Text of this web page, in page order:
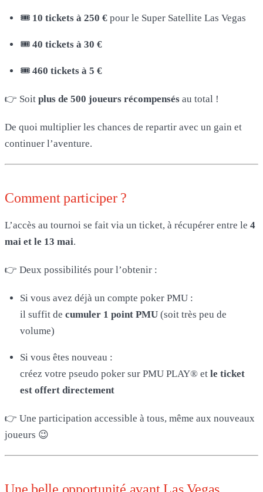
🎟 10 tickets à 250 € pour le Super Satellite Las Vegas
🎟 40 tickets à 30 €
🎟 460 tickets à 5 €
👉 Soit plus de 500 joueurs récompensés au total !
De quoi multiplier les chances de repartir avec un gain et
continuer l’aventure.
Comment participer ?
L’accès au tournoi se fait via un ticket, à récupérer entre le 4
mai et le 13 mai.
👉 Deux possibilités pour l’obtenir :
Si vous avez déjà un compte poker PMU :
il suffit de cumuler 1 point PMU (soit très peu de
volume)
Si vous êtes nouveau :
créez votre pseudo poker sur PMU PLAY® et le ticket
est offert directement
👉 Une participation accessible à tous, même aux nouveaux
joueurs 😉